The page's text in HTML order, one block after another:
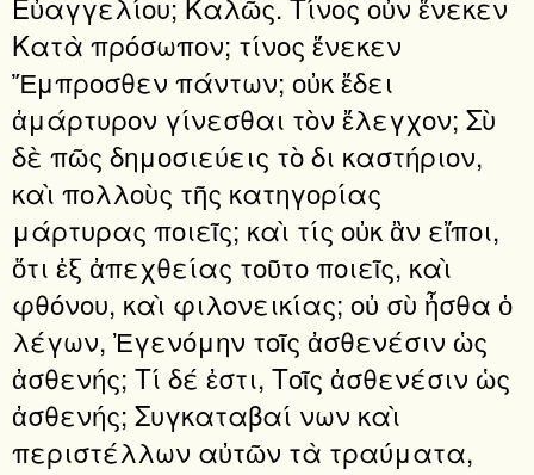
Κατὰ πρόσωπον; τίνος ἕνεκεν
Ἔμπροσθεν πάντων; οὐκ ἔδει
ἀμάρτυρον γίνεσθαι τὸν ἔλεγχον; Σὺ
δὲ πῶς δημοσιεύεις τὸ δι καστήριον,
καὶ πολλοὺς τῆς κατηγορίας
μάρτυρας ποιεῖς; καὶ τίς οὐκ ἂν εἴποι,
ὅτι ἐξ ἀπεχθείας τοῦτο ποιεῖς, καὶ
φθόνου, καὶ φιλονεικίας; οὐ σὺ ἦσθα ὁ
λέγων, Ἐγενόμην τοῖς ἀσθενέσιν ὡς
ἀσθενής; Τί δέ ἐστι, Τοῖς ἀσθενέσιν ὡς
ἀσθενής; Συγκαταβαί νων καὶ
περιστέλλων αὐτῶν τὰ τραύματα,